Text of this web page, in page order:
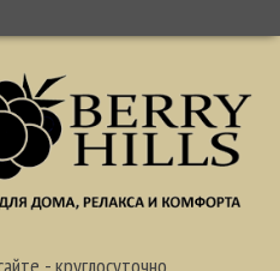
- круглосуточно